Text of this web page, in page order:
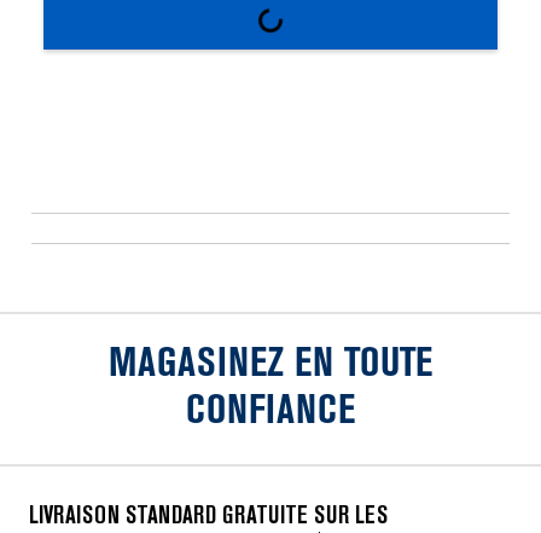
MAGASINEZ EN TOUTE
CONFIANCE
LIVRAISON STANDARD GRATUITE SUR LES